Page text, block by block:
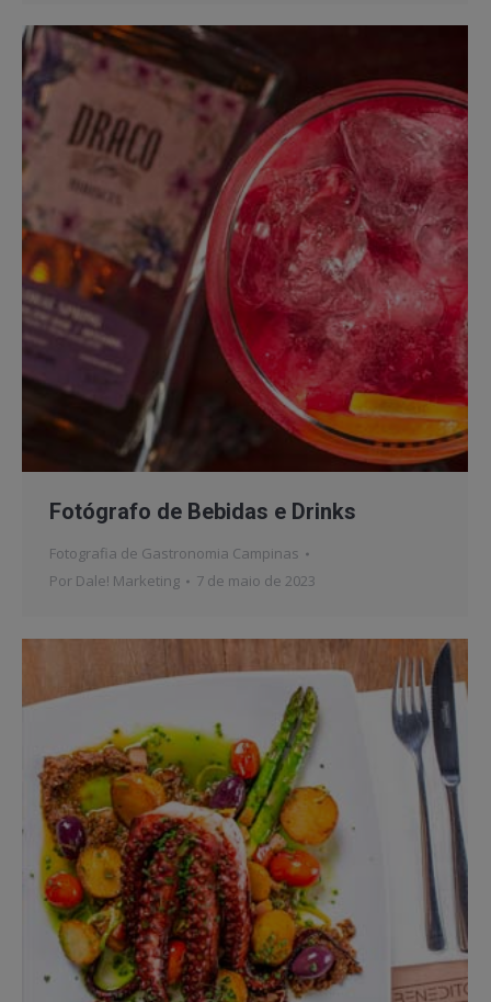
Fotógrafo de Bebidas e Drinks
Fotografia de Gastronomia Campinas
Por Dale! Marketing 7 de maio de 2023